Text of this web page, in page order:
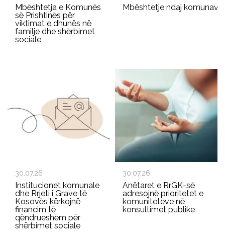
Mbështetja e Komunës
së Prishtinës për
viktimat e dhunës në
familje dhe shërbimet
sociale
Mbështetje ndaj
30.07.26
Institucionet komunale
dhe Rrjeti i Grave të
Kosovës kërkojnë
financim të
qëndrueshëm për
shërbimet sociale
30.07.26
Anëtaret e RrGK-së
adresojnë prioritetet e
komuniteteve në
konsultimet publike